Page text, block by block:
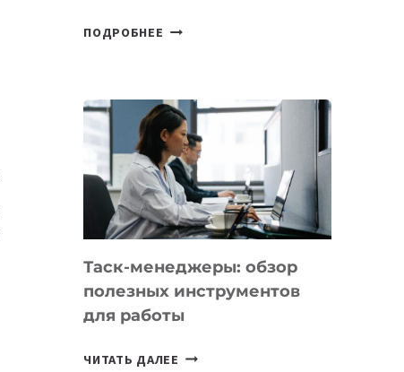
ПОДРОБНЕЕ
НОВЫЕ
ПРЕДМЕТЫ
ПО
ИСКУССТВЕННОМУ
ИНТЕЛЛЕКТУ
Таск-менеджеры: обзор
полезных инструментов
для работы
ЧИТАТЬ ДАЛЕЕ ТАСК-